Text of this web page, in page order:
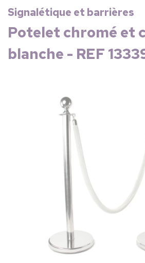
Signalétique et barrières
Potelet chromé et
blanche - REF